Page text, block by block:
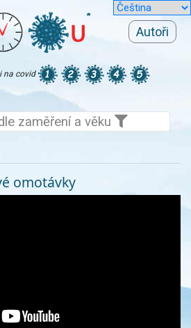
Autoři
na covid
zaměření a věku
omotávky